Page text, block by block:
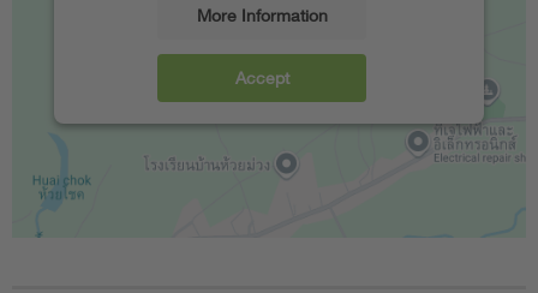
More Information
Accept